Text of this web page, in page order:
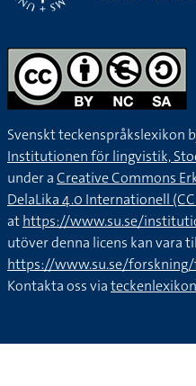
Svenskt teckenspråkslexikon
Institutionen för lingvistik,
under aCreative Commons
DelaLika 4.0 Internationell (CC
athttps://www.su.se/
utöver denna licens kan vara
https://www.su.se/
Kontakta oss via